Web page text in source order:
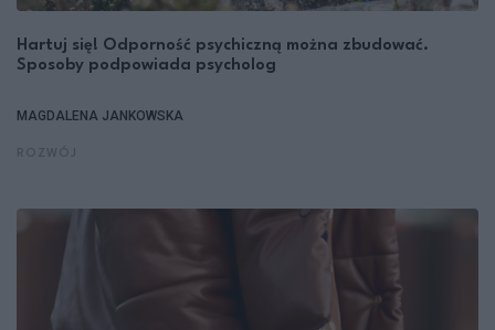
Hartuj się! Odporność psychiczną można zbudować.
Sposoby podpowiada psycholog
MAGDALENA JANKOWSKA